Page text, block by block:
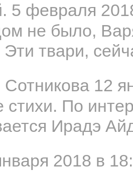
5 февраля
не было,
твари,
Сотникова 12
По
Ирадэ
2018 в